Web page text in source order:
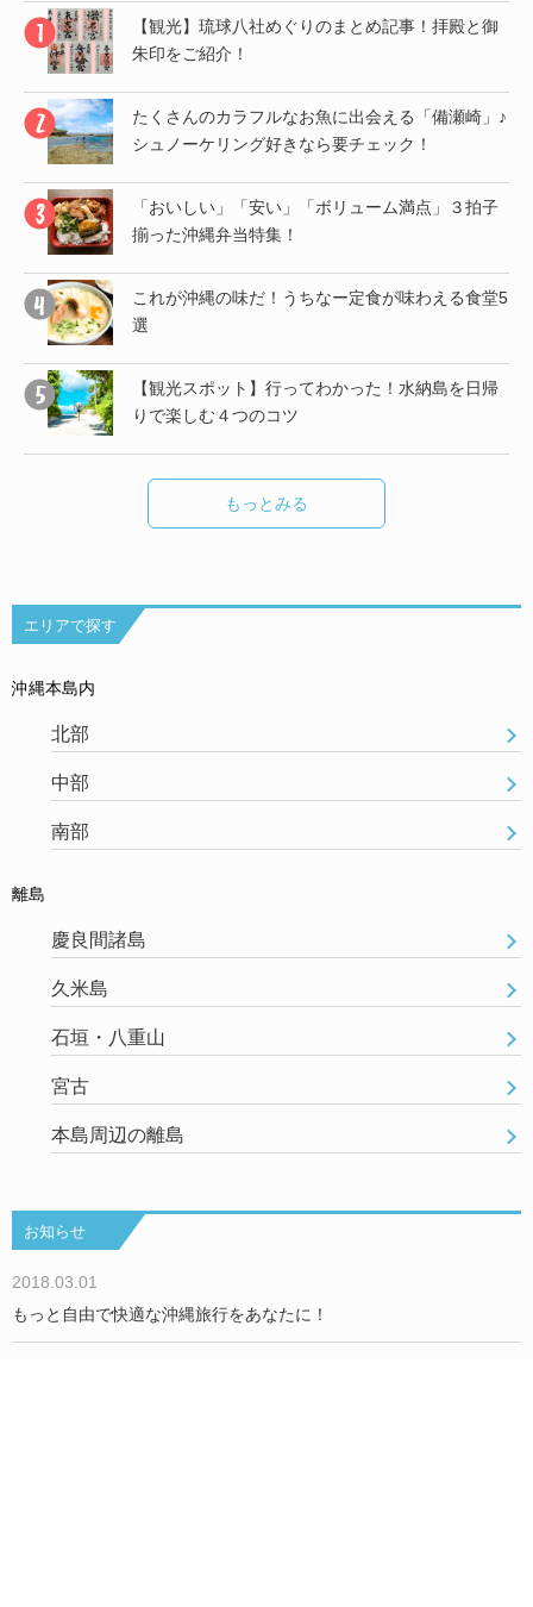
【観光】琉球八社めぐりのまとめ記事！拝殿と御
朱印をご紹介！
たくさんのカラフルなお魚に出会える「備瀬崎」♪
シュノーケリング好きなら要チェック！
「おいしい」「安い」「ボリューム満点」３拍子
揃った沖縄弁当特集！
これが沖縄の味だ！うちなー定食が味わえる食堂5
選
【観光スポット】行ってわかった！水納島を日帰
りで楽しむ４つのコツ
もっとみる
エリアで探す
沖縄本島内
北部
中部
南部
離島
慶良間諸島
久米島
石垣・八重山
宮古
本島周辺の離島
お知らせ
2018.03.01
もっと自由で快適な沖縄旅行をあなたに！